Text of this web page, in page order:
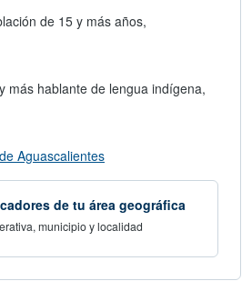
de 15 y más años,
más hablante de lengua indígena,
Aguascalientesabre en nueva ventana
de tu área geográfica
municipio y localidad